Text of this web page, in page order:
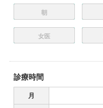
朝
女医
診療時間
月